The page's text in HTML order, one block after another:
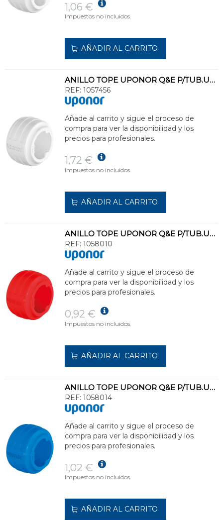
1,06 €
Impuestos no incluidos.
AÑADIR AL CARRITO
ANILLO TOPE UPONOR Q&E P/TUB.UPONOR PEX d.32 COLOR BL
REF: 1057456
Añade al carrito y sigue el proceso de
compra para ver la disponibilidad y los
precios para profesionales.
1,72 €
Impuestos no incluidos.
AÑADIR AL CARRITO
ANILLO TOPE UPONOR Q&E P/TUB.UPONOR PEX d.16 COLOR RJ
REF: 1058010
Añade al carrito y sigue el proceso de
compra para ver la disponibilidad y los
precios para profesionales.
0,92 €
Impuestos no incluidos.
AÑADIR AL CARRITO
ANILLO TOPE UPONOR Q&E P/TUB.UPONOR PEX d.20 COLOR AZ
REF: 1058014
Añade al carrito y sigue el proceso de
compra para ver la disponibilidad y los
precios para profesionales.
1,02 €
Impuestos no incluidos.
AÑADIR AL CARRITO